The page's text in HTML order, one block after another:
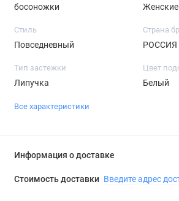
босоножки Женские
Стиль
Повседневный
Страна
РОССИЯ
Тип застежки
Липучка
Цвет
Белый
Все характеристики
Информация о доставке
Стоимость доставки Введите адрес